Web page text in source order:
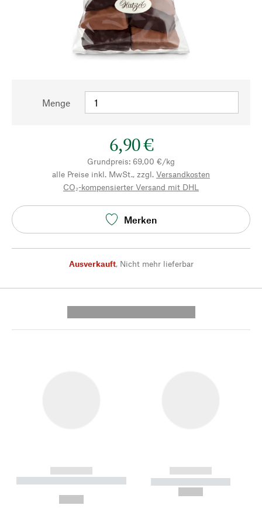
Menge
6,90 €
Grundpreis: 69,00 €/kg
alle Preise inkl. MwSt., zzgl. Versandkosten
CO₂-kompensierter Versand mit DHL
Merken
Ausverkauft, Nicht mehr lieferbar
------------
----------- ----------- --------
------------
----------- -----------